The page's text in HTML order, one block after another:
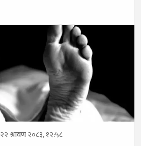
२२ श्रावण २०८३, १२:५८